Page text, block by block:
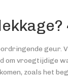
vroegtijdige
zoals het